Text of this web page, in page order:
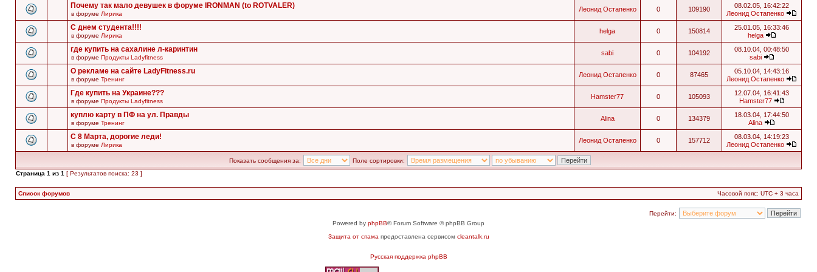
Почему так мало девушек в форуме IRONMAN (to ROTVALER)
в форуме Лирика
Леонид Остапенко 0 109190
08.02.05, 16:42:22
Леонид Остапенко
С днем студента!!!!
в форуме Лирика
helga 0 150814
25.01.05, 16:33:46
helga
где купить на сахалине л-каринтин
в форуме Продукты Ladyfitness
sabi 0 104192
08.10.04, 00:48:50
sabi
О рекламе на сайте LadyFitness.ru
в форуме Тренинг
Леонид Остапенко 0 87465
05.10.04, 14:43:16
Леонид Остапенко
Где купить на Украине???
в форуме Продукты Ladyfitness
Hamster77 0 105093
12.07.04, 16:41:43
Hamster77
куплю карту в ПФ на ул. Правды
в форуме Тренинг
Alina 0 134379
18.03.04, 17:44:50
Alina
С 8 Марта, дорогие леди!
в форуме Лирика
Леонид Остапенко 0 157712
08.03.04, 14:19:23
Леонид Остапенко
Показать сообщения за:
Поле сортировки:
Страница 1 из 1 [ Результатов поиска: 23 ]
Список форумов Часовой пояс: UTC + 3 часа
Перейти:
Powered by phpBB® Forum Software © phpBB Group
Защита от спама предоставлена сервисом cleantalk.ru
Русская поддержка phpBB